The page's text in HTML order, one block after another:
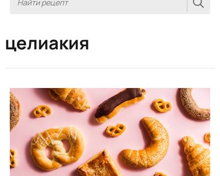
целиакия